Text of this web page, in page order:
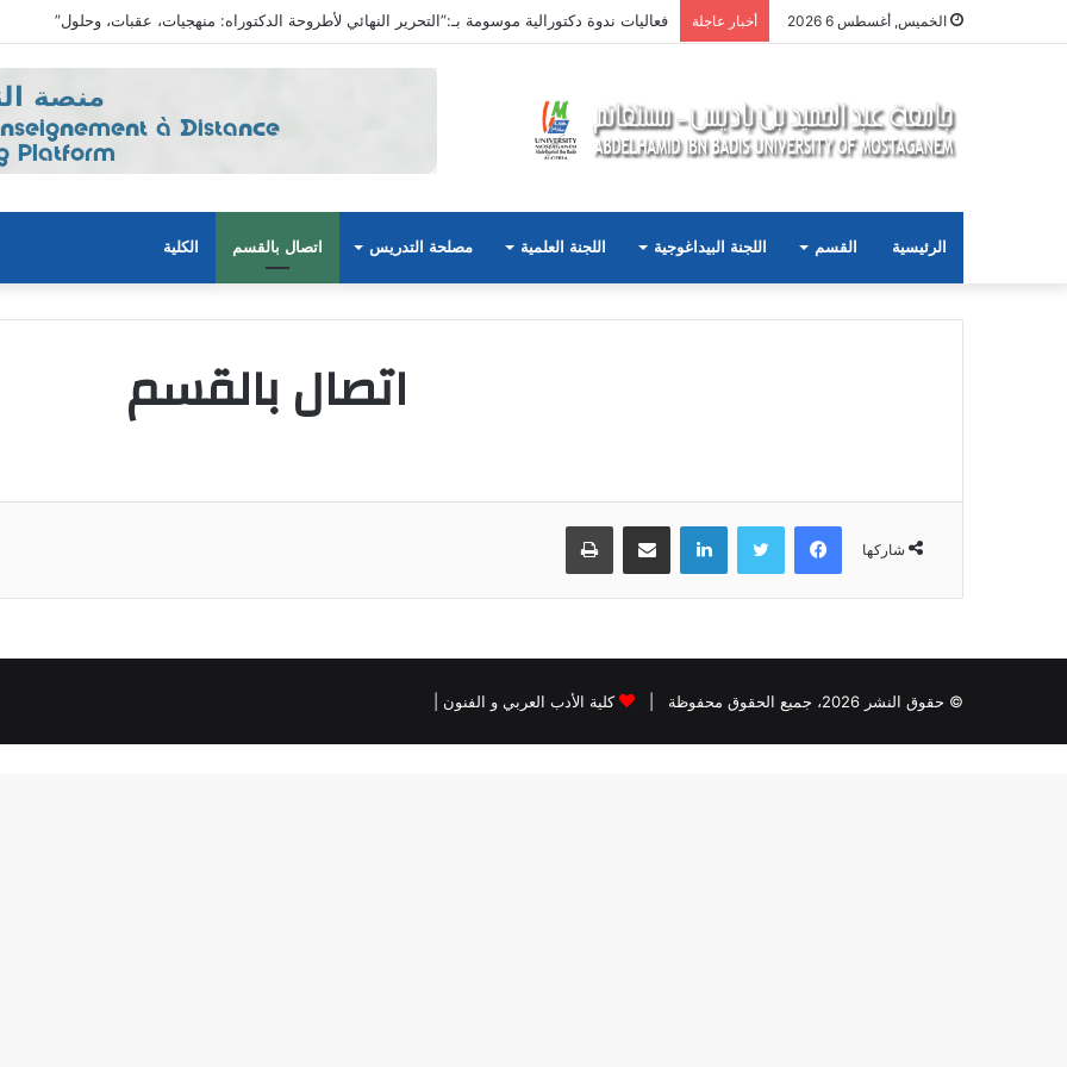
الخميس, أغسطس 6 2026 أخبار عاجلة فعاليات ندوة دكتورالية موسومة بـ:”التحرير النهائي لأطروحة الدكتوراه: منهجيات، عقبات، وحلول”
الرئيسية القسم اللجنة البيداغوجية اللجنة العلمية مصلحة التدريس اتصال بالقسم الكلية
اتصال بالقسم
شاركها
فيسبوك تويتر لينكدإن مشاركة عبر البريد طباعة
© حقوق النشر 2026، جميع الحقوق محفوظة | كلية الأدب العربي و الفنون